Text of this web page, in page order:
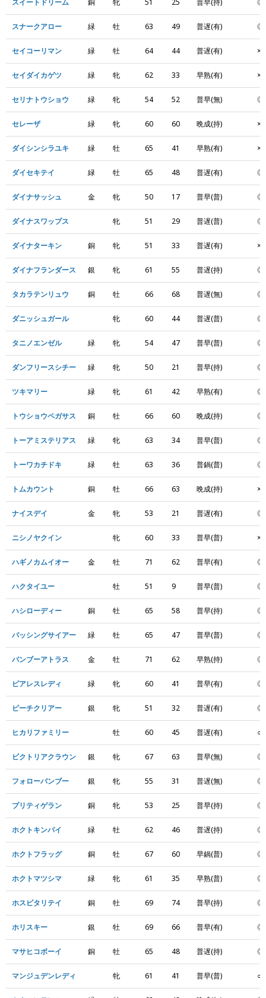
スイートドリーム 銅 牝 51 25 普早(持) ◎
スナークアロー 緑 牡 63 49 普遅(有) ◎
セイコーリマン 緑 牡 64 44 普遅(有) ×
セイダイカゲツ 緑 牝 62 33 早熟(有) ×
セリナトウショウ 緑 牝 54 52 普早(無) ◎
セレーザ 緑 牝 60 60 晩成(持) ×
ダイシンシラユキ 緑 牡 65 41 早熟(有) ×
ダイセキテイ 緑 牡 65 48 普遅(有) ◎
ダイナサッシュ 金 牝 50 17 普早(普) ◎
ダイナスワップス 牝 51 29 普遅(普) ◎
ダイナターキン 銅 牝 51 33 普遅(有) ×
ダイナフランダース 銀 牝 61 55 普遅(持) ◎
タカラテンリュウ 銅 牡 66 68 普遅(無) ◎
ダニッシュガール 牝 60 44 普遅(普) ◎
タニノエンゼル 緑 牝 54 47 普早(普) ◎
ダンフリースシチー 緑 牝 50 21 普早(持) ◎
ツキマリー 緑 牝 61 42 早熟(有) ◎
トウショウペガサス 銅 牡 66 60 晩成(持) ◎
トーアミステリアス 緑 牝 63 34 普早(普) ◎
トーワカチドキ 緑 牡 63 36 普鍋(普) ◎
トムカウント 銅 牡 66 63 晩成(持) ×
ナイスデイ 金 牝 53 21 普遅(有) ◎
ニシノヤクイン 牝 60 33 普早(普) ×
ハギノカムイオー 金 牡 71 62 普早(有) ◎
ハクタイユー 牡 51 9 普早(普) ◎
ハシローディー 銅 牡 65 58 普早(持) ◎
パッシングサイアー 緑 牡 65 47 普早(普) ◎
バンブーアトラス 金 牡 71 62 早熟(持) ◎
ピアレスレディ 緑 牝 60 41 普早(有) ◎
ピーチクリアー 銀 牝 51 32 普遅(有) ◎
ヒカリファミリー 牡 60 45 普遅(有) ○
ビクトリアクラウン 銀 牝 67 63 普早(無) ◎
フォローバンブー 銀 牝 55 31 普遅(無) ◎
プリティゲラン 銅 牝 53 25 普早(持) ◎
ホクトキンパイ 緑 牡 62 46 普遅(持) ◎
ホクトフラッグ 銅 牡 67 60 早鍋(普) ◎
ホクトマツシマ 緑 牝 61 35 早熟(普) ◎
ホスピタリテイ 銅 牡 69 74 普早(持) ◎
ホリスキー 銀 牡 69 66 普早(有) ◎
マサヒコボーイ 銅 牡 65 48 普遅(持) ◎
マンジュデンレディ 牝 61 41 普早(普) ○